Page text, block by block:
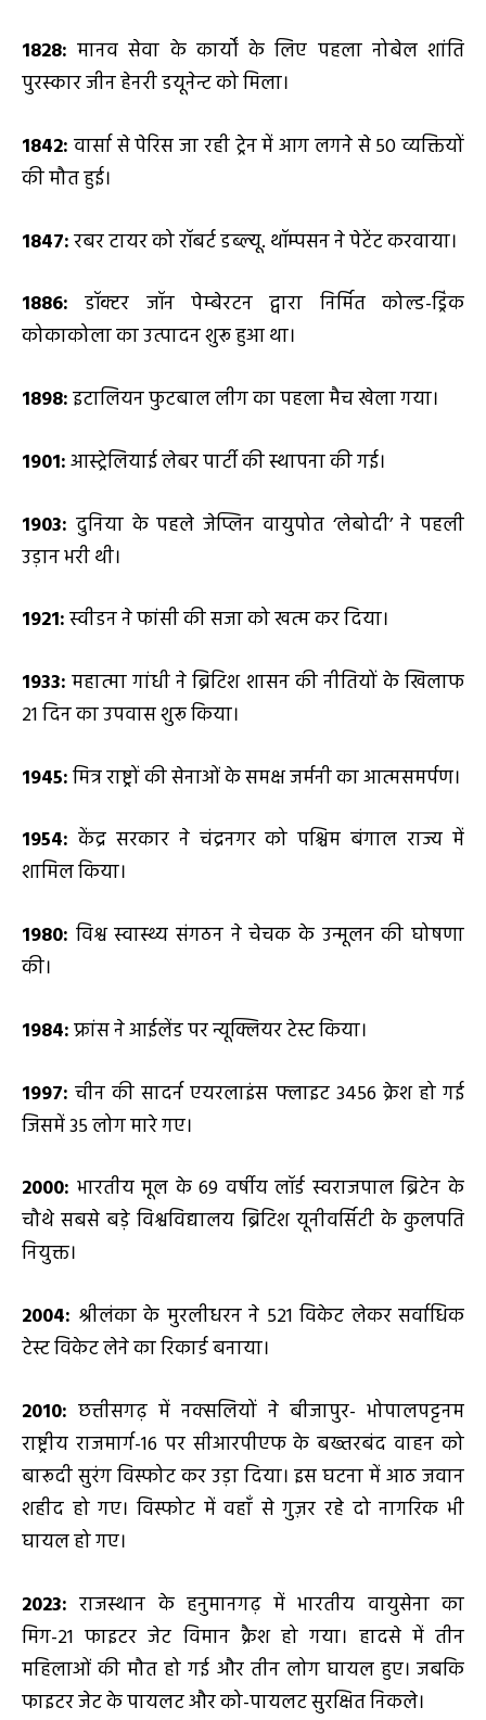
1828: मानव सेवा के कार्यों के लिए पहला नोबेल शांति
पुरस्कार जीन हेनरी डयूनेन्ट को मिला।
1842: वार्सा से पेरिस जा रही ट्रेन में आग लगने से 50 व्यक्तियों
की मौत हुई।
1847:रबर टायर को रॉबर्ट डब्ल्यू. थॉम्पसन ने पेटेंट करवाया।
1886: डॉक्टर जॉन पेम्बेरटन द्वारा निर्मित कोल्ड-ड्रिंक
कोकाकोला का उत्पादन शुरू हुआ था।
1898:इटालियन फुटबाल लीग का पहला मैच खेला गया।
1901:आस्ट्रेलियाई लेबर पार्टी की स्थापना की गई।
1903: दुनिया के पहले जेप्लिन वायुपोत ‘लेबोदी’ ने पहली
उड़ान भरी थी।
1921:स्वीडन ने फांसी की सजा को खत्म कर दिया।
1933: महात्मा गांधी ने ब्रिटिश शासन की नीतियों के खिलाफ
21 दिन का उपवास शुरू किया।
1945:मित्र राष्ट्रों की सेनाओं के समक्ष जर्मनी का आत्मसमर्पण।
1954: केंद्र सरकार ने चंद्रनगर को पश्चिम बंगाल राज्य में
शामिल किया।
1980: विश्व स्वास्थ्य संगठन ने चेचक के उन्मूलन की घोषणा
की।
1984:फ्रांस ने आईलेंड पर न्यूक्लियर टेस्ट किया।
1997: चीन की सादर्न एयरलाइंस फ्लाइट 3456 क्रेश हो गई
जिसमें 35 लोग मारे गए।
2000: भारतीय मूल के 69 वर्षीय लॉर्ड स्वराजपाल ब्रिटेन के
चौथे सबसे बड़े विश्वविद्यालय ब्रिटिश यूनीवर्सिटी के कुलपति
नियुक्त।
2004: श्रीलंका के मुरलीधरन ने 521 विकेट लेकर सर्वाधिक
टेस्ट विकेट लेने का रिकार्ड बनाया।
2010: छत्तीसगढ़ में नक्सलियों ने बीजापुर- भोपालपट्टनम
राष्ट्रीय राजमार्ग-16 पर सीआरपीएफ के बख्तरबंद वाहन को
बारूदी सुरंग विस्फोट कर उड़ा दिया। इस घटना में आठ जवान
शहीद हो गए। विस्फोट में वहाँ से गुज़र रहे दो नागरिक भी
घायल हो गए।
2023: राजस्थान के हनुमानगढ़ में भारतीय वायुसेना का
मिग-21 फाइटर जेट विमान क्रैश हो गया। हादसे में तीन
महिलाओं की मौत हो गई और तीन लोग घायल हुए। जबकि
फाइटर जेट के पायलट और को-पायलट सुरक्षित निकले।